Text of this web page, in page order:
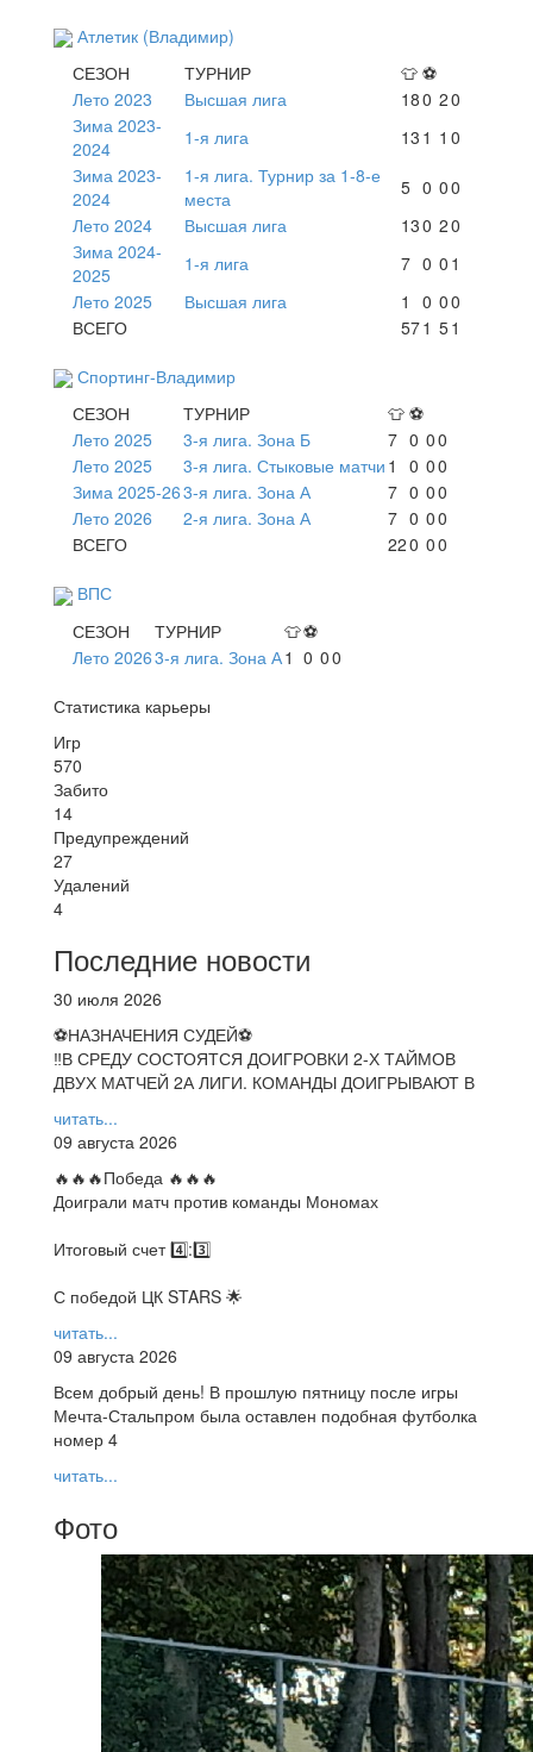
Атлетик (Владимир)
СЕЗОН
ТУРНИР 👕 ⚽
Лето 2023
Высшая лига 180 20
Зима 2023-
2024
1-я лига 13 1 1 0
Зима 2023-
2024
1-я лига. Турнир за 1-8-е
места
5 0 00
Лето 2024
Высшая лига 130 20
Зима 2024-
2025
1-я лига 7 0 0 1
Лето 2025
Высшая лига 1 0 00
ВСЕГО
571 51
Спортинг-Владимир
СЕЗОН
ТУРНИР 👕 ⚽
Лето 2025
3-я лига. Зона Б 7 0 00
Лето 2025
3-я лига. Стыковые матчи 1 0 00
Зима 2025-263-я лига. Зона А 7 0 00
Лето 2026
2-я лига. Зона А 7 0 00
ВСЕГО
220 00
ВПС
СЕЗОН
ТУРНИР 👕⚽
Лето 20263-я лига. Зона А1 0 00
Статистика карьеры
Игр
570
Забито
14
Предупреждений
27
Удалений
4
Последние новости
30 июля 2026
⚽НАЗНАЧЕНИЯ СУДЕЙ⚽
‼В СРЕДУ СОСТОЯТСЯ ДОИГРОВКИ 2-Х ТАЙМОВ
ДВУХ МАТЧЕЙ 2А ЛИГИ. КОМАНДЫ ДОИГРЫВАЮТ В
читать...
09 августа 2026
🔥🔥🔥Победа 🔥🔥🔥
Доиграли матч против команды Мономах
Итоговый счет 4️⃣:3️⃣
С победой ЦК STARS 🌟
читать...
09 августа 2026
Всем добрый день! В прошлую пятницу после игры
Мечта-Стальпром была оставлен подобная футболка
номер 4
читать...
Фото